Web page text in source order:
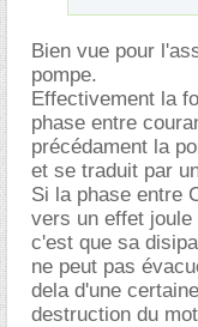
Bien vue pour
pompe.
Effectivement la
phase entre
précédament la
et se traduit par
Si la phase entre
vers un effet
c'est que sa
ne peut pas
dela d'une
destruction du